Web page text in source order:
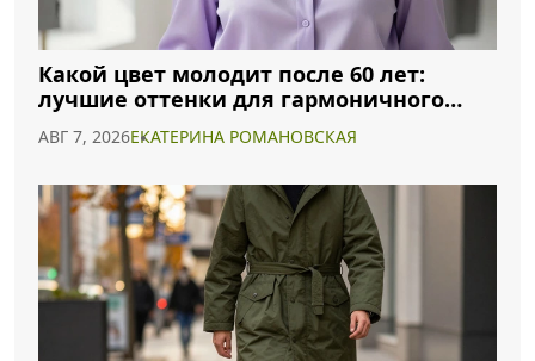
Какой цвет молодит после 60 лет:
лучшие оттенки для гармоничного
образа
АВГ 7, 2026ЕКАТЕРИНА РОМАНОВСКАЯ